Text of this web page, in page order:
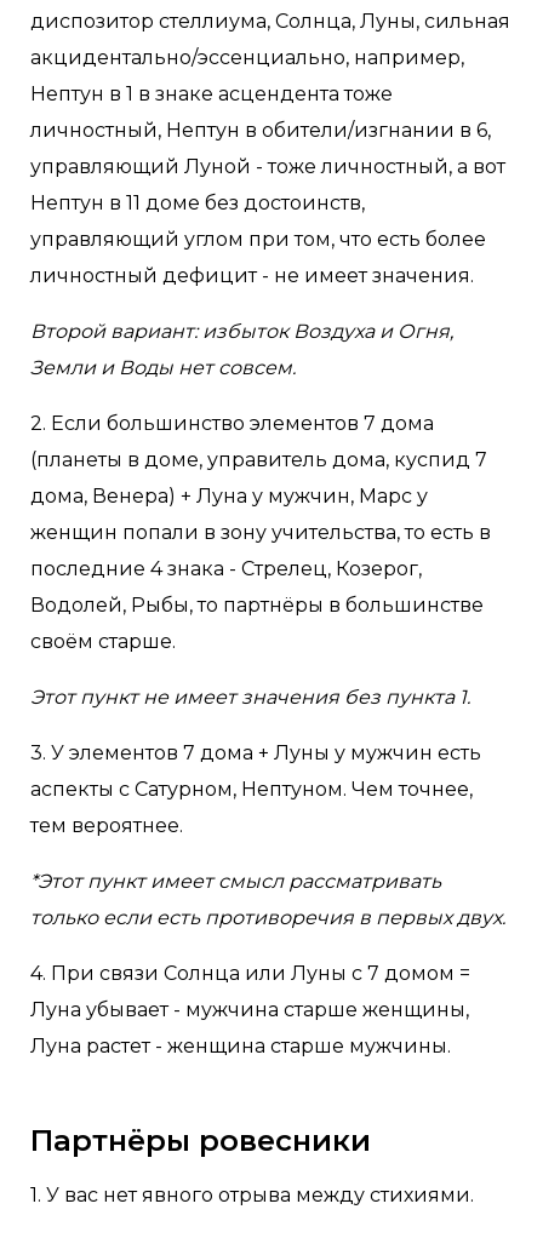
диспозитор стеллиума, Солнца, Луны, сильная
акцидентально/эссенциально, например,
Нептун в 1 в знаке асцендента тоже
личностный, Нептун в обители/изгнании в 6,
управляющий Луной - тоже личностный, а вот
Нептун в 11 доме без достоинств,
управляющий углом при том, что есть более
личностный дефицит - не имеет значения.
Второй вариант: избыток Воздуха и Огня,
Земли и Воды нет совсем.
2. Если большинство элементов 7 дома
(планеты в доме, управитель дома, куспид 7
дома, Венера) + Луна у мужчин, Марс у
женщин попали в зону учительства, то есть в
последние 4 знака - Стрелец, Козерог,
Водолей, Рыбы, то партнёры в большинстве
своём старше.
Этот пункт не имеет значения без пункта 1.
3. У элементов 7 дома + Луны у мужчин есть
аспекты с Сатурном, Нептуном. Чем точнее,
тем вероятнее.
*Этот пункт имеет смысл рассматривать
только если есть противоречия в первых двух.
4. При связи Солнца или Луны с 7 домом =
Луна убывает - мужчина старше женщины,
Луна растет - женщина старше мужчины.
Партнёры ровесники
1. У вас нет явного отрыва между стихиями.